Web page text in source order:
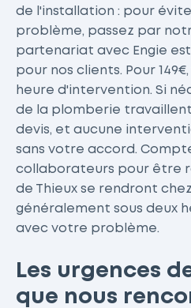
de l'installation : pour
problème, passez par
partenariat avec Engie
pour nos clients. Pour
heure d'intervention. Si
de la plomberie
devis, et aucune
sans votre accord.
collaborateurs pour être
de Thieux se rendront
généralement sous deux
avec votre problème.
Les urgences
que nous